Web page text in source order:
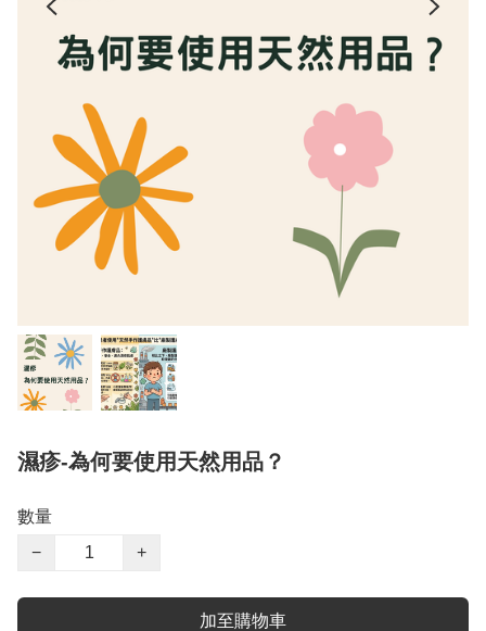
濕疹-為何要使用天然用品？
數量
−
+
加至購物車